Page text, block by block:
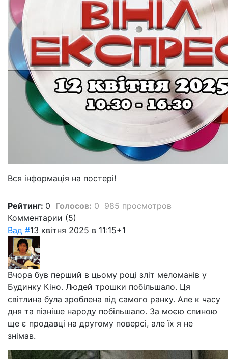
Вся інформація на постері!
Рейтинг: 0 Голосов: 0 985 просмотров
Комментарии (5)
Вад #13 квітня 2025 в 11:15+1
Вчора був перший в цьому році зліт меломанів у
Будинку Кіно. Людей трошки побільшало. Ця
світлина була зроблена від самого ранку. Але к часу
дня та пізніше народу побільшало. За моєю спиною
ще є продавці на другому поверсі, але їх я не
знімав.